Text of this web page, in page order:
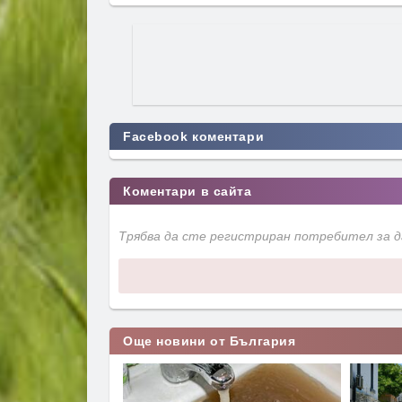
Facebook коментари
Коментари в сайта
Трябва да сте регистриран потребител
Още новини от България